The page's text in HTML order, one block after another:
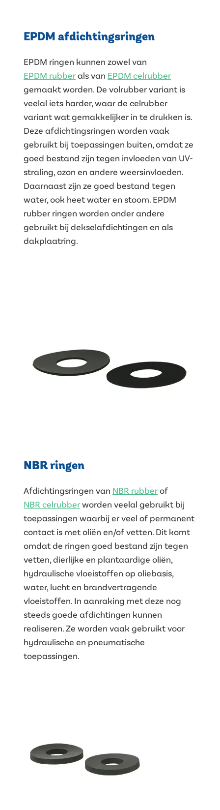
EPDM afdichtingsringen
EPDM ringen kunnen zowel van
EPDM rubberals van EPDM celrubber
gemaakt worden. De volrubber variant is
veelal iets harder, waar de celrubber
variant wat gemakkelijker in te drukken is.
Deze afdichtingsringen worden vaak
gebruikt bij toepassingen buiten, omdat ze
goed bestand zijn tegen invloeden van UV-
straling, ozon en andere weersinvloeden.
Daarnaast zijn ze goed bestand tegen
water, ook heet water en stoom. EPDM
rubber ringen worden onder andere
gebruikt bij dekselafdichtingen en als
dakplaatring.
NBR ringen
Afdichtingsringen van NBR rubberof
NBR celrubberworden veelal gebruikt bij
toepassingen waarbij er veel of permanent
contact is met oliën en/of vetten. Dit komt
omdat de ringen goed bestand zijn tegen
vetten, dierlijke en plantaardige oliën,
hydraulische vloeistoffen op oliebasis,
water, lucht en brandvertragende
vloeistoffen. In aanraking met deze nog
steeds goede afdichtingen kunnen
realiseren. Ze worden vaak gebruikt voor
hydraulische en pneumatische
toepassingen.